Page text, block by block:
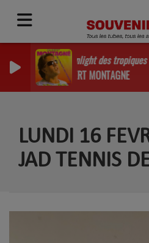
Le sunlight des tropiques
GILBERT MONTAGNE
LUNDI 16
JAD TENNIS